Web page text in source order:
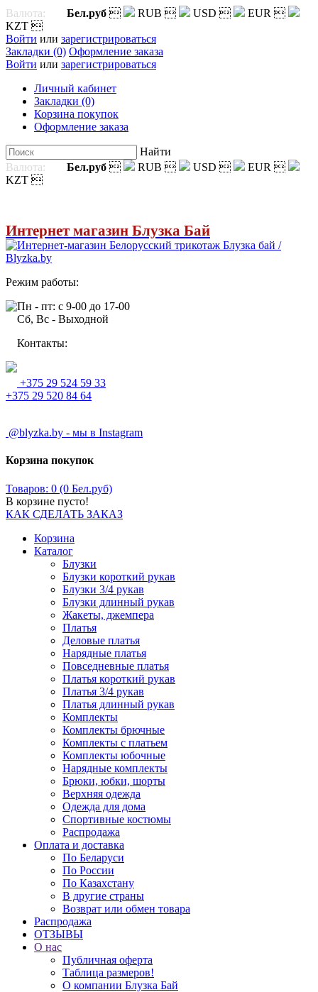
Валюта: Бел.руб  RUB  USD  EUR 
KZT 
Войти или зарегистрироваться
Закладки (0) Оформление заказа
Войти или зарегистрироваться
Личный кабинет
Закладки (0)
Корзина покупок
Оформление заказа
Найти
Валюта:
Бел.руб  RUB  USD  EUR 
KZT 
Интернет магазин Блузка Бай
Режим работы:
Пн - пт: с 9-00 до 17-00
Сб, Вс - Выходной
Контакты:
+375 29 524 59 33
+375 29 520 84 64
@blyzka.by - мы в Instagram
Корзина покупок
Товаров: 0 (0 Бел.руб)
В корзине пусто!
КАК СДЕЛАТЬ ЗАКАЗ
Корзина
Каталог
Блузки
Блузки короткий рукав
Блузки 3/4 рукав
Блузки длинный рукав
Жакеты, джемпера
Платья
Деловые платья
Нарядные платья
Повседневные платья
Платья короткий рукав
Платья 3/4 рукав
Платья длинный рукав
Комплекты
Комплекты брючные
Комплекты с платьем
Комплекты юбочные
Нарядные комплекты
Брюки, юбки, шорты
Верхняя одежда
Одежда для дома
Спортивные костюмы
Распродажа
Оплата и доставка
По Беларуси
По России
По Казахстану
В другие страны
Возврат или обмен товара
Распродажа
ОТЗЫВЫ
О нас
Публичная оферта
Таблица размеров!
О компании Блузка Бай